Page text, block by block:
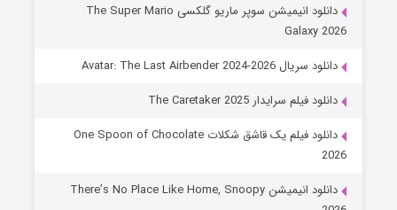
دانلود انیمیشن سوپر ماریو گلکسی The Super Mario
Galaxy 2026
دانلود سریال Avatar: The Last Airbender 2024-2026
دانلود فیلم سرایدار The Caretaker 2025
دانلود فیلم یک قاشق شکلات One Spoon of Chocolate
2026
دانلود انیمیشن There’s No Place Like Home, Snoopy